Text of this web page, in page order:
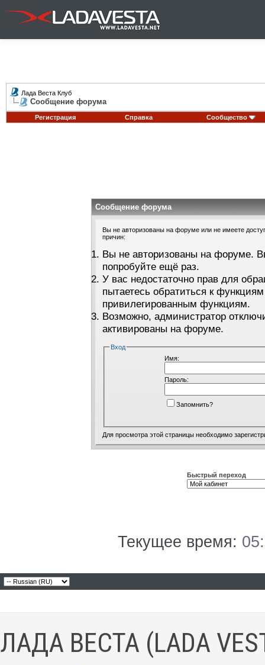
Лада Веста Клуб
Сообщение форума
Регистрация Справка Сообщество
Сообщение форума
Вы не авторизованы на форуме или не имеете
причин:
Вы не авторизованы на форуме.
попробуйте ещё раз.
У вас недостаточно прав для
пытаетесь обратиться к
привилегированным функциям.
Возможно, администратор
активированы на форуме.
Вход
Имя:
Пароль:
Запомнить?
Для просмотра этой страницы необходимо
Быстрый переход
Текущее время:
ЛАДА ВЕСТА (LADA